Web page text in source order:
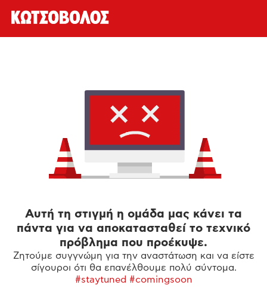
Αυτή τη στιγμή η ομάδα μας κάνει τα
πάντα για να αποκατασταθεί το τεχνικό
πρόβλημα που προέκυψε.
Ζητούμε συγγνώμη για την αναστάτωση και να είστε
σίγουροι ότι θα επανέλθουμε πολύ σύντομα.
#staytuned #comingsoon